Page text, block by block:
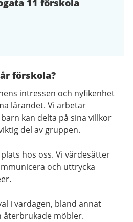
förskola?
intressen och nyfikenhet
lärandet. Vi arbetar
kan delta på sina villkor
del av gruppen.
hos oss. Vi värdesätter
och uttrycka
i vardagen, bland annat
återbrukade möbler.